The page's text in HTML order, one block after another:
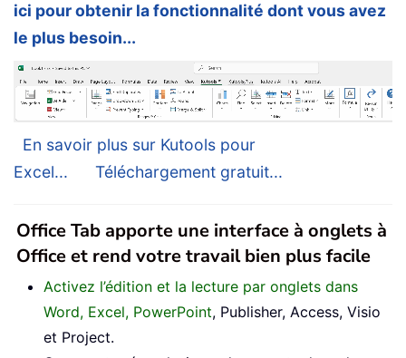
ici pour obtenir la fonctionnalité dont vous avez
le plus besoin...
En savoir plus sur Kutools pour
Excel...
Téléchargement gratuit...
Office Tab apporte une interface à onglets à
Office et rend votre travail bien plus facile
Activez l’édition et la lecture par onglets dans
Word, Excel, PowerPoint, Publisher, Access, Visio
et Project.